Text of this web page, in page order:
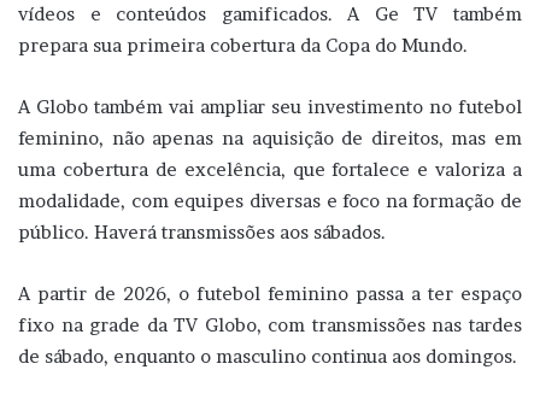
vídeos e conteúdos gamificados. A Ge TV também
prepara sua primeira cobertura da Copa do Mundo.
A Globo também vai ampliar seu investimento no futebol
feminino, não apenas na aquisição de direitos, mas em
uma cobertura de excelência, que fortalece e valoriza a
modalidade, com equipes diversas e foco na formação de
público. Haverá transmissões aos sábados.
A partir de 2026, o futebol feminino passa a ter espaço
fixo na grade da TV Globo, com transmissões nas tardes
de sábado, enquanto o masculino continua aos domingos.